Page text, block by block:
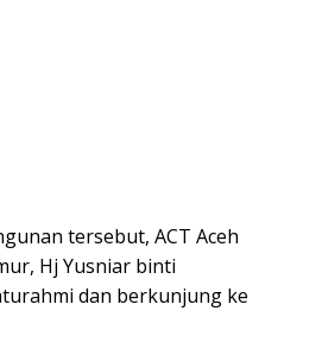
tersebut, ACT Aceh
Hj Yusniar binti
dan berkunjung ke